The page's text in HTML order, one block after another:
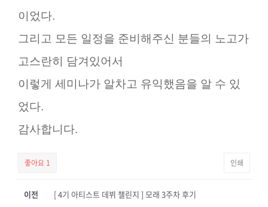
이었다.
그리고 모든 일정을 준비해주신 분들의 노고가
고스란히 담겨있어서
이렇게 세미나가 알차고 유익했음을 알 수 있
었다.
감사합니다.
좋아요 1 인쇄
이전 [ 4기 아티스트 데뷔 챌린지 ] 모래 3주차 후기